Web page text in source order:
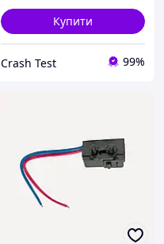
Купити
Crash Test 99%